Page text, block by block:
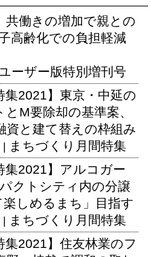
共働きの増加で親との
高齢化での負担軽減
ーザー版特別増刊号
集2021】東京・中延の
M要除却の基準案、
資と建て替えの枠組み
| まちづくり月間特集
集2021】アルコガー
クトシティ内の分譲
しめるまち」目指す
| まちづくり月間特集
集2021】住友林業のフ